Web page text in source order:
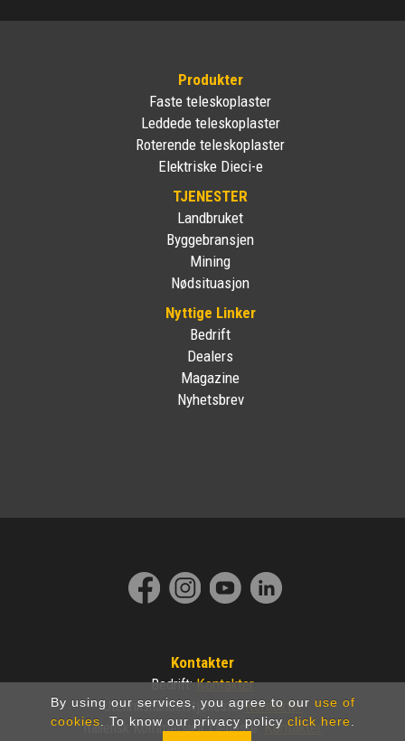
By using our services, you agree to our use of
cookies. To know our privacy policy click here
Produkter
Faste teleskoplaster
Leddede teleskoplaster
Roterende teleskoplaster
Elektriske Dieci-e
TJENESTER
Landbruket
Byggebransjen
Mining
Nødsituasjon
Nyttige Linker
Bedrift
Dealers
Magazine
Nyhetsbrev
Kontakter
Bedrift:Kontakter
Utenrikshandelstjeneste:Kontakter
Italiensk Kommersiell Tjeneste:Kontakter